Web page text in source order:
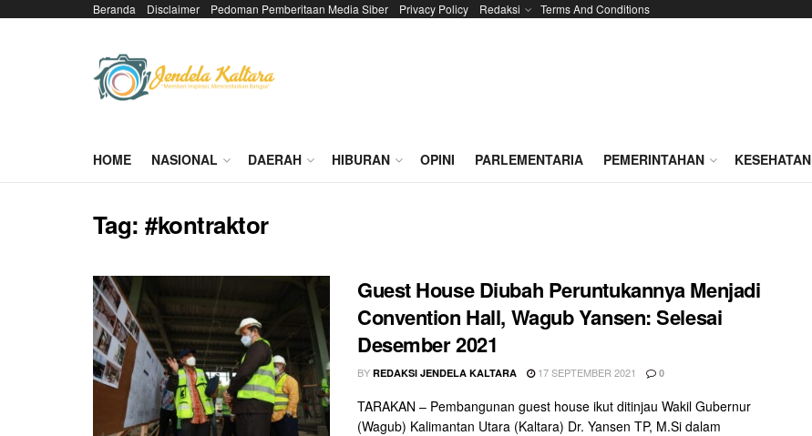
Beranda Disclaimer Pedoman Pemberitaan Media Siber Privacy Policy Redaksi Terms And Conditions
HOME NASIONAL DAERAH HIBURAN OPINI PARLEMENTARIA PEMERINTAHAN KESEHATAN
Tag:#kontraktor
Guest House Diubah Peruntukannya Menjadi
Convention Hall, Wagub Yansen: Selesai
Desember 2021
BY REDAKSI JENDELA KALTARA 17 SEPTEMBER 2021 0
TARAKAN – Pembangunan guest house ikut ditinjau Wakil Gubernur
(Wagub) Kalimantan Utara (Kaltara) Dr. Yansen TP, M.Si dalam